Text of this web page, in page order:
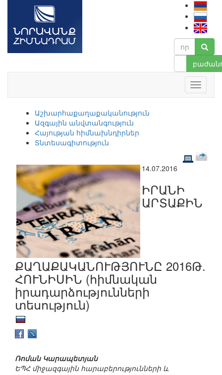
Աշխարհաքաղաքականություն
Ազգային անվտանգություն
Հայության հիմնախնդիրներ
Տնտեսագիտություն
14.07.2016
ԻՐԱՆԻ
ԱՐՏԱՔԻՆ
ՔԱՂԱՔԱԿԱՆՈՒԹՅՈՒՆԸ 2016Թ.
ՀՈՒՆԻՍԻՆ (հիմնական
իրադարձությունների
տեսություն)
Ռոման Կարապետյան
ԵՊՀ միջազգային հարաբերությունների և